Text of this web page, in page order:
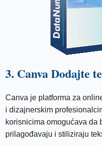
3. Canva Dodajte
Canva je platforma za
i dizajnerskim
korisnicima omogućava da
prilagođavaju i stiliziraju